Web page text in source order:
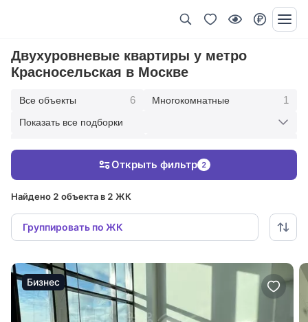
Двухуровневые квартиры у метро
Красносельская в Москве
Все объекты 6 Многокомнатные 1
Показать все подборки
Найдено 2 объекта в 2 ЖК
Группировать по ЖК
Открыть фильтр 2
Бизнес